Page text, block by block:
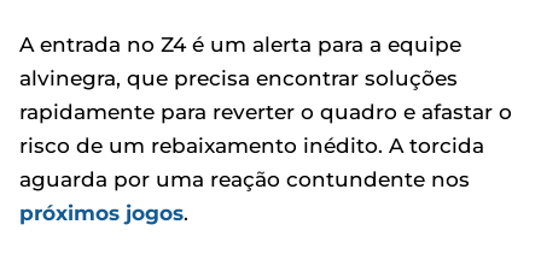
A entrada no Z4 é um alerta para a equipe
alvinegra, que precisa encontrar soluções
rapidamente para reverter o quadro e afastar o
risco de um rebaixamento inédito. A torcida
aguarda por uma reação contundente nos
próximos jogos.